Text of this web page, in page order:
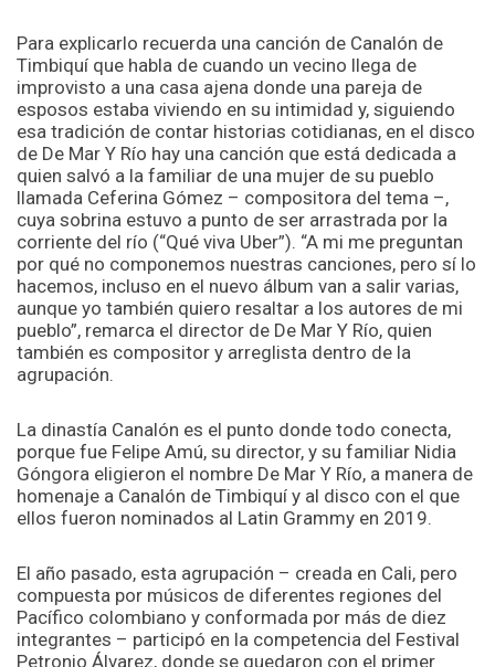
Para explicarlo recuerda una canción de Canalón de
Timbiquí que habla de cuando un vecino llega de
improvisto a una casa ajena donde una pareja de
esposos estaba viviendo en su intimidad y, siguiendo
esa tradición de contar historias cotidianas, en el disco
de De Mar Y Río hay una canción que está dedicada a
quien salvó a la familiar de una mujer de su pueblo
llamada Ceferina Gómez – compositora del tema –,
cuya sobrina estuvo a punto de ser arrastrada por la
corriente del río (“Qué viva Uber”). “A mi me preguntan
por qué no componemos nuestras canciones, pero sí lo
hacemos, incluso en el nuevo álbum van a salir varias,
aunque yo también quiero resaltar a los autores de mi
pueblo”, remarca el director de De Mar Y Río, quien
también es compositor y arreglista dentro de la
agrupación.
La dinastía Canalón es el punto donde todo conecta,
porque fue Felipe Amú, su director, y su familiar Nidia
Góngora eligieron el nombre De Mar Y Río, a manera de
homenaje a Canalón de Timbiquí y al disco con el que
ellos fueron nominados al Latin Grammy en 2019.
El año pasado, esta agrupación – creada en Cali, pero
compuesta por músicos de diferentes regiones del
Pacífico colombiano y conformada por más de diez
integrantes – participó en la competencia del Festival
Petronio Álvarez, donde se quedaron con el primer